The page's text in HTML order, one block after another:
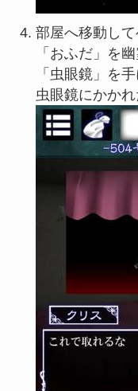
部屋へ移動して
「おふだ」を
「虫眼鏡」を
虫眼鏡にかか